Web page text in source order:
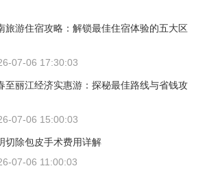
旅游住宿攻略：解锁最佳住宿体验的五大区
07-06 17:30:03
至丽江经济实惠游：探秘最佳路线与省钱攻
07-06 15:00:03
切除包皮手术费用详解
07-06 11:00:03